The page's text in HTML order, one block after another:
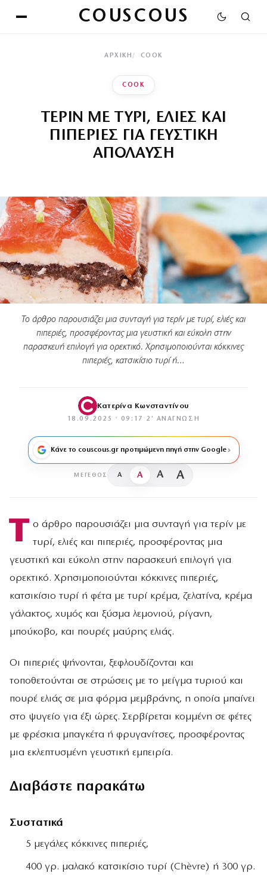
COUSCOUS
ΑΡΧΙΚΉ COOK
COOK
ΤΕΡΙΝ ΜΕ ΤΥΡΙ, ΕΛΙΕΣ ΚΑΙ
ΠΙΠΕΡΙΕΣ ΓΙΑ ΓΕΥΣΤΙΚΗ
ΑΠΟΛΑΥΣΗ
Το άρθρο παρουσιάζει μια συνταγή για τερίν με τυρί, ελιές και
πιπεριές, προσφέροντας μια γευστική και εύκολη στην
παρασκευή επιλογή για ορεκτικό. Χρησιμοποιούνται κόκκινες
πιπεριές, κατσικίσιο τυρί ή…
Κατερίνα Κωνσταντίνου
18.09.2025 · 09:17 · 2′ ΑΝΆΓΝΩΣΗ
Κάνε το couscous.gr προτιμώμενη πηγή στην Google
ΜΈΓΕΘΟΣ A A A A
Τ ο άρθρο παρουσιάζει μια συνταγή για τερίν με
τυρί, ελιές και πιπεριές, προσφέροντας μια
γευστική και εύκολη στην παρασκευή επιλογή για
ορεκτικό. Χρησιμοποιούνται κόκκινες πιπεριές,
κατσικίσιο τυρί ή φέτα με τυρί κρέμα, ζελατίνα, κρέμα
γάλακτος, χυμός και ξύσμα λεμονιού, ρίγανη,
μπούκοβο, και πουρές μαύρης ελιάς.
Οι πιπεριές ψήνονται, ξεφλουδίζονται και
τοποθετούνται σε στρώσεις με το μείγμα τυριού και
πουρέ ελιάς σε μια φόρμα μεμβράνης, η οποία μπαίνει
στο ψυγείο για έξι ώρες. Σερβίρεται κομμένη σε φέτες
με φρέσκια μπαγκέτα ή φρυγανίτσες, προσφέροντας
μια εκλεπτυσμένη γευστική εμπειρία.
Διαβάστε παρακάτω
Συστατικά
5 µεγάλες κόκκινες πιπεριές,
400 γρ. µαλακό κατσικίσιο τυρί (Chèvre) ή 300 γρ.